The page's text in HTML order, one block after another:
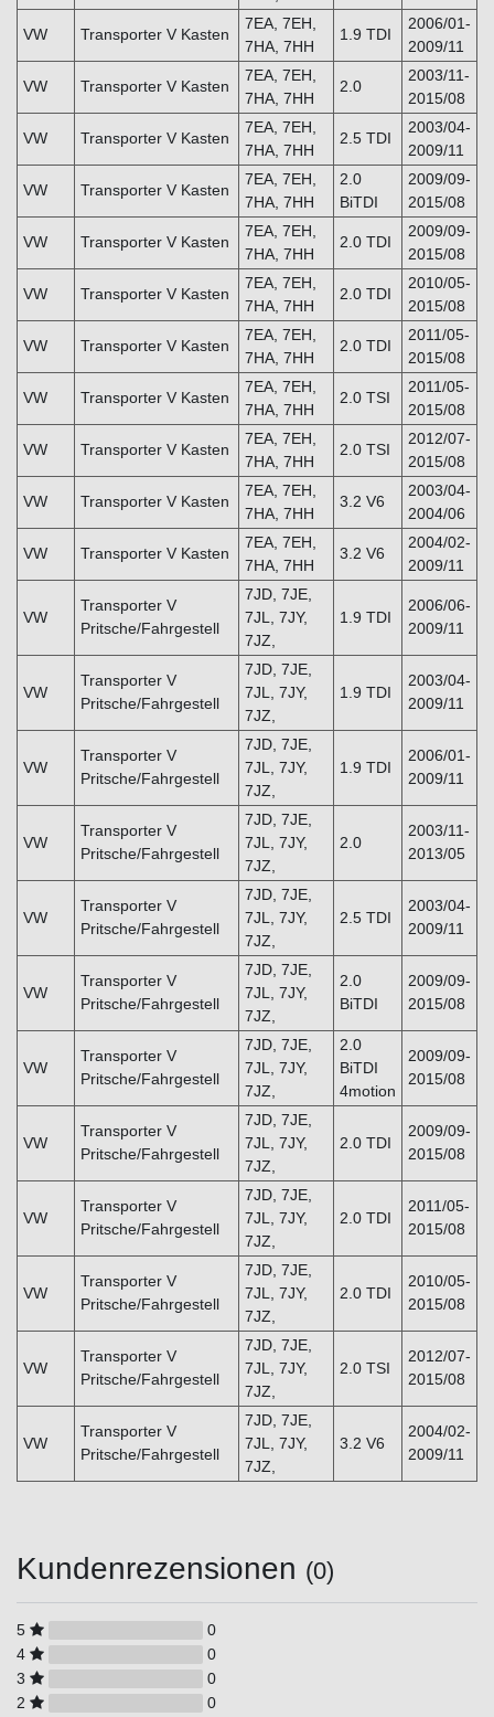
VW Transporter V Kasten
7EA, 7EH,
7HA, 7HH
1.9 TDI
2006/01-
2009/11
VW Transporter V Kasten
7EA, 7EH,
7HA, 7HH
2.0
2003/11-
2015/08
VW Transporter V Kasten
7EA, 7EH,
7HA, 7HH
2.5 TDI
2003/04-
2009/11
VW Transporter V Kasten
7EA, 7EH,
7HA, 7HH
2.0
BiTDI
2009/09-
2015/08
VW Transporter V Kasten
7EA, 7EH,
7HA, 7HH
2.0 TDI
2009/09-
2015/08
VW Transporter V Kasten
7EA, 7EH,
7HA, 7HH
2.0 TDI
2010/05-
2015/08
VW Transporter V Kasten
7EA, 7EH,
7HA, 7HH
2.0 TDI
2011/05-
2015/08
VW Transporter V Kasten
7EA, 7EH,
7HA, 7HH
2.0 TSI
2011/05-
2015/08
VW Transporter V Kasten
7EA, 7EH,
7HA, 7HH
2.0 TSI
2012/07-
2015/08
VW Transporter V Kasten
7EA, 7EH,
7HA, 7HH
3.2 V6
2003/04-
2004/06
VW Transporter V Kasten
7EA, 7EH,
7HA, 7HH
3.2 V6
2004/02-
2009/11
VW
Transporter V
Pritsche/Fahrgestell
7JD, 7JE,
7JL, 7JY,
7JZ,
1.9 TDI
2006/06-
2009/11
VW
Transporter V
Pritsche/Fahrgestell
7JD, 7JE,
7JL, 7JY,
7JZ,
1.9 TDI
2003/04-
2009/11
VW
Transporter V
Pritsche/Fahrgestell
7JD, 7JE,
7JL, 7JY,
7JZ,
1.9 TDI
2006/01-
2009/11
VW
Transporter V
Pritsche/Fahrgestell
7JD, 7JE,
7JL, 7JY,
7JZ,
2.0
2003/11-
2013/05
VW
Transporter V
Pritsche/Fahrgestell
7JD, 7JE,
7JL, 7JY,
7JZ,
2.5 TDI
2003/04-
2009/11
VW
Transporter V
Pritsche/Fahrgestell
7JD, 7JE,
7JL, 7JY,
7JZ,
2.0
BiTDI
2009/09-
2015/08
VW
Transporter V
Pritsche/Fahrgestell
7JD, 7JE,
7JL, 7JY,
7JZ,
2.0
BiTDI
4motion
2009/09-
2015/08
VW
Transporter V
Pritsche/Fahrgestell
7JD, 7JE,
7JL, 7JY,
7JZ,
2.0 TDI
2009/09-
2015/08
VW
Transporter V
Pritsche/Fahrgestell
7JD, 7JE,
7JL, 7JY,
7JZ,
2.0 TDI
2011/05-
2015/08
VW
Transporter V
Pritsche/Fahrgestell
7JD, 7JE,
7JL, 7JY,
7JZ,
2.0 TDI
2010/05-
2015/08
VW
Transporter V
Pritsche/Fahrgestell
7JD, 7JE,
7JL, 7JY,
7JZ,
2.0 TSI
2012/07-
2015/08
VW
Transporter V
Pritsche/Fahrgestell
7JD, 7JE,
7JL, 7JY,
7JZ,
3.2 V6
2004/02-
2009/11
Kundenrezensionen (0)
5
0
4
0
3
0
2
0